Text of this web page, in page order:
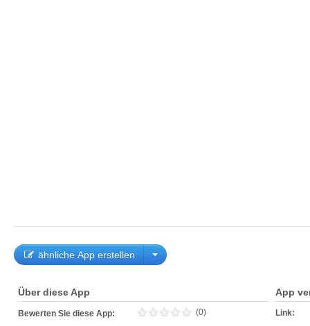
ähnliche App erstellen
Über diese App
Bewerten Sie diese App: (0)
App
Link: